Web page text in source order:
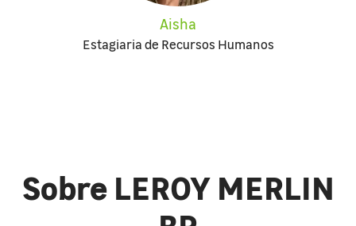
Aisha
Estagiaria de Recursos Humanos
Sobre LEROY MERLIN